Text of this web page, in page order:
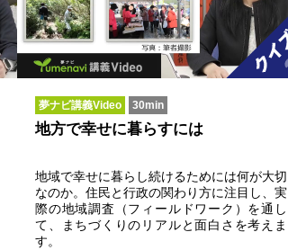
夢ナビ講義Video 30min
地方で幸せに暮らすには
地域で幸せに暮らし続けるためには何が大切
なのか。住民と行政の関わり方に注目し、実
際の地域調査（フィールドワーク）を通し
て、まちづくりのリアルと面白さを考えま
す。